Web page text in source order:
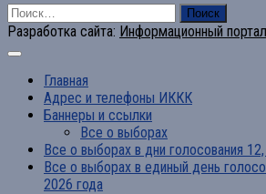
Найти:
Разработка сайта: Информационный
Главная
Адрес и телефоны ИККК
Баннеры и ссылки
Все о выборах
Все о выборах в дни голосования
Все о выборах в единый день
2026 года